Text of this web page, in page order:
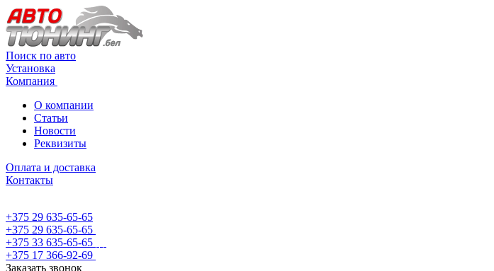
Поиск по авто
Установка
Компания
О компании
Статьи
Новости
Реквизиты
Оплата и доставка
Контакты
+375 29 635-65-65
+375 29 635-65-65
+375 33 635-65-65
+375 17 366-92-69
Заказать звонок